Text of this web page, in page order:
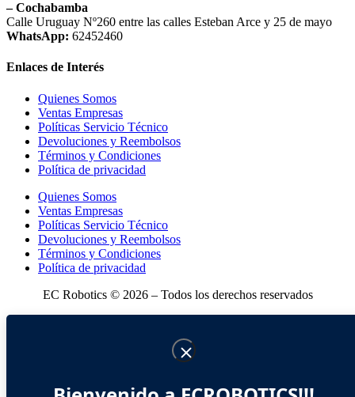
– Cochabamba
Calle Uruguay Nº260 entre las calles Esteban Arce y 25 de mayo
WhatsApp: 62452460
Enlaces de Interés
Quienes Somos
Ventas Empresas
Políticas Servicio Técnico
Devoluciones y Reembolsos
Términos y Condiciones
Política de privacidad
Quienes Somos
Ventas Empresas
Políticas Servicio Técnico
Devoluciones y Reembolsos
Términos y Condiciones
Política de privacidad
EC Robotics © 2026 – Todos los derechos reservados